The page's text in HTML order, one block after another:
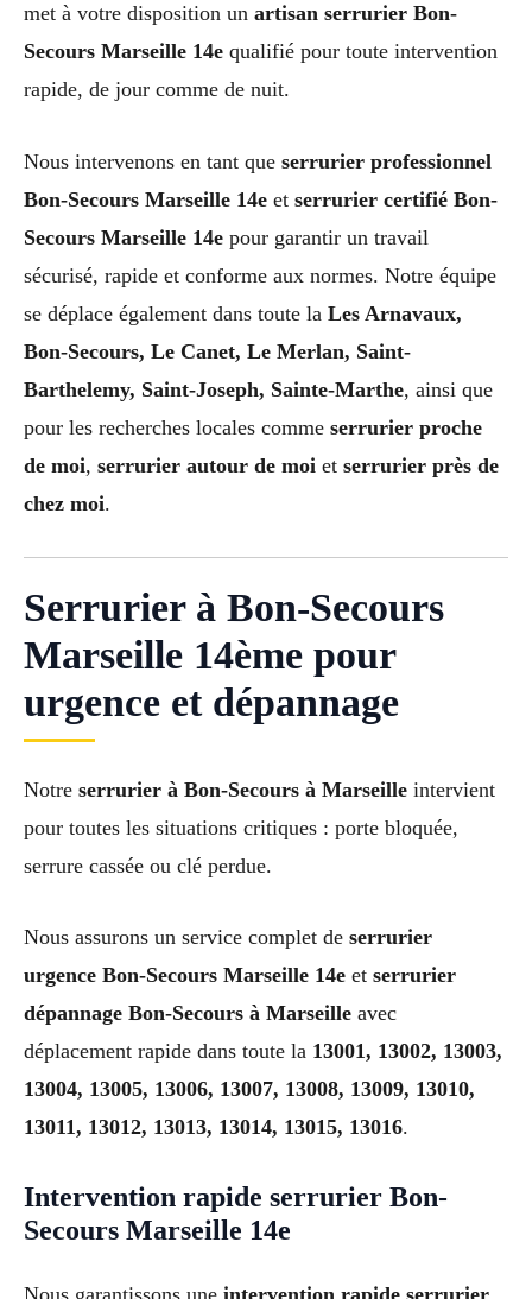
met à votre disposition un artisan serrurier Bon-
Secours Marseille 14e qualifié pour toute intervention
rapide, de jour comme de nuit.
Nous intervenons en tant que serrurier professionnel
Bon-Secours Marseille 14e et serrurier certifié Bon-
Secours Marseille 14e pour garantir un travail
sécurisé, rapide et conforme aux normes. Notre équipe
se déplace également dans toute la Les Arnavaux,
Bon-Secours, Le Canet, Le Merlan, Saint-
Barthelemy, Saint-Joseph, Sainte-Marthe, ainsi que
pour les recherches locales comme serrurier proche
de moi, serrurier autour de moi et serrurier près de
chez moi.
Serrurier à Bon-Secours
Marseille 14ème pour
urgence et dépannage
Notre serrurier à Bon-Secours à Marseille intervient
pour toutes les situations critiques : porte bloquée,
serrure cassée ou clé perdue.
Nous assurons un service complet de serrurier
urgence Bon-Secours Marseille 14e et serrurier
dépannage Bon-Secours à Marseille avec
déplacement rapide dans toute la 13001, 13002, 13003,
13004, 13005, 13006, 13007, 13008, 13009, 13010,
13011, 13012, 13013, 13014, 13015, 13016.
Intervention rapide serrurier Bon-
Secours Marseille 14e